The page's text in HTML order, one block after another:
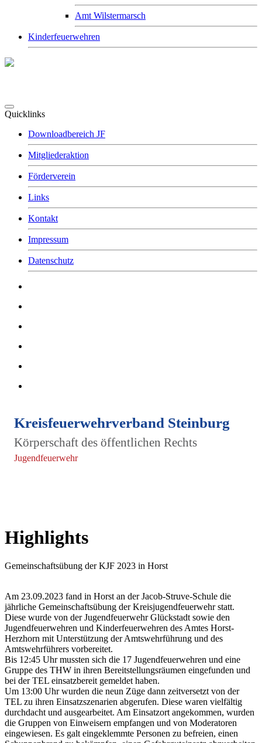
Amt Wilstermarsch
Kinderfeuerwehren
Quicklinks
Downloadbereich JF
Mitgliederaktion
Förderverein
Links
Kontakt
Impressum
Datenschutz
Kreisfeuerwehrverband Steinburg
Körperschaft des öffentlichen Rechts
Jugendfeuerwehr
Highlights
Gemeinschaftsübung der KJF 2023 in Horst
Am 23.09.2023 fand in Horst an der Jacob-Struve-Schule die
jährliche Gemeinschaftsübung der Kreisjugendfeuerwehr statt.
Diese wurde von der Jugendfeuerwehr Glückstadt sowie den
Jugendfeuerwehren und Kinderfeuerwehren des Amtes Horst-
Herzhorn mit Unterstützung der Amtswehrführung und des
Amtswehrführers vorbereitet.
Bis 12:45 Uhr mussten sich die 17 Jugendfeuerwehren und eine
Gruppe des THW in ihren Bereitstellungsräumen eingefunden und
bei der TEL einsatzbereit gemeldet haben.
Um 13:00 Uhr wurden die neun Züge dann zeitversetzt von der
TEL zu ihren Einsatzszenarien abgerufen. Diese waren vielfältig
durchdacht und ausgearbeitet. Am Einsatzort angekommen, wurden
die Gruppen von Einweisern empfangen und von Moderatoren
eingewiesen. Es galt eingeklemmte Personen zu befreien, einen